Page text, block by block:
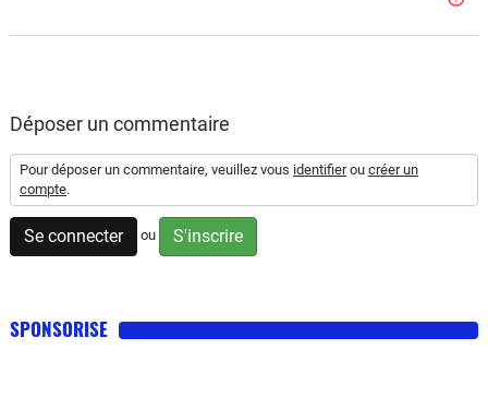
Déposer un commentaire
Pour déposer un commentaire, veuillez vous identifierou créer un
compte.
Se connecter ou S'inscrire
SPONSORISE